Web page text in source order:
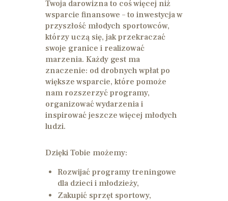
Twoja darowizna to coś więcej niż
wsparcie finansowe – to inwestycja w
przyszłość młodych sportowców,
którzy uczą się, jak przekraczać
swoje granice i realizować
marzenia. Każdy gest ma
znaczenie: od drobnych wpłat po
większe wsparcie, które pomoże
nam rozszerzyć programy,
organizować wydarzenia i
inspirować jeszcze więcej młodych
ludzi.
Dzięki Tobie możemy:
Rozwijać programy treningowe
dla dzieci i młodzieży,
Zakupić sprzęt sportowy,